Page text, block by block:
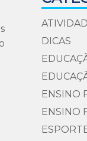
DICAS
ENSINO
ENSINO